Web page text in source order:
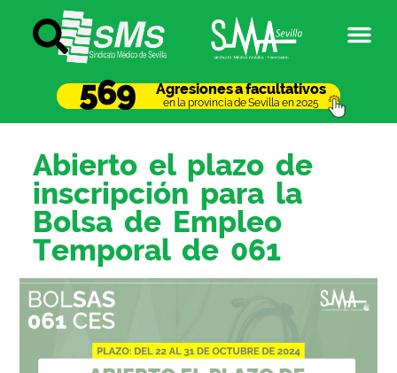
Agresiones a facultativos
en la provincia de Sevilla en 2025
569
Abierto el plazo de
inscripción para la
Bolsa de Empleo
Temporal de 061